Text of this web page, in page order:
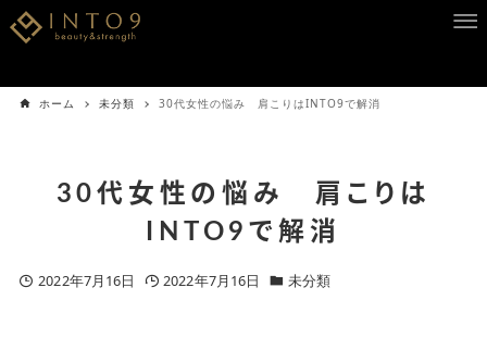
ホーム 未分類 30代女性の悩み 肩こりはINTO9で解消
30代女性の悩み 肩こりは
INTO9で解消
2022年7月16日 2022年7月16日 未分類